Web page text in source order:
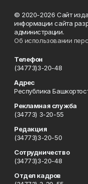
© 2020-2026 Сайт
информации сайта
администрации.
Об использовании
Телефон
(34773)3-20-48
Адрес
Республика
Рекламная служба
(34773) 3-20-55
Редакция
(34773)3-20-50
Сотрудничество
(34773)3-20-48
Отдел кадров